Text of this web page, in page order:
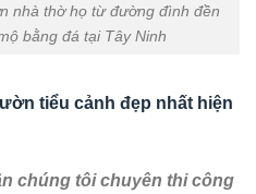
nhà thờ họ từ đường đình đền
bằng đá tại Tây Ninh
tiểu cảnh đẹp nhất hiện
chúng tôi chuyên thi công